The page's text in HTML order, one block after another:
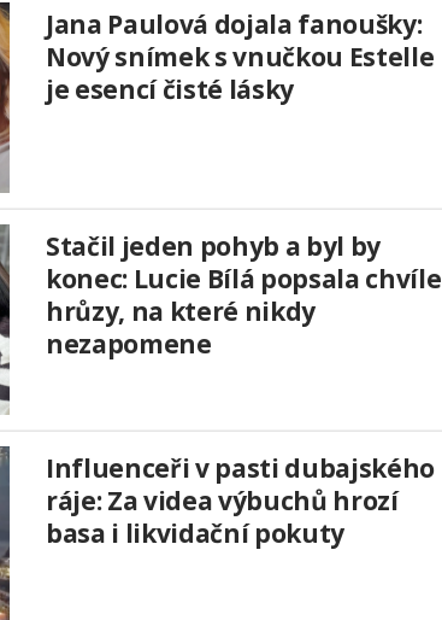
Jana Paulová dojala fanoušky:
Nový snímek s vnučkou Estelle
je esencí čisté lásky
Stačil jeden pohyb a byl by
konec: Lucie Bílá popsala chvíle
hrůzy, na které nikdy
nezapomene
Influenceři v pasti dubajského
ráje: Za videa výbuchů hrozí
basa i likvidační pokuty